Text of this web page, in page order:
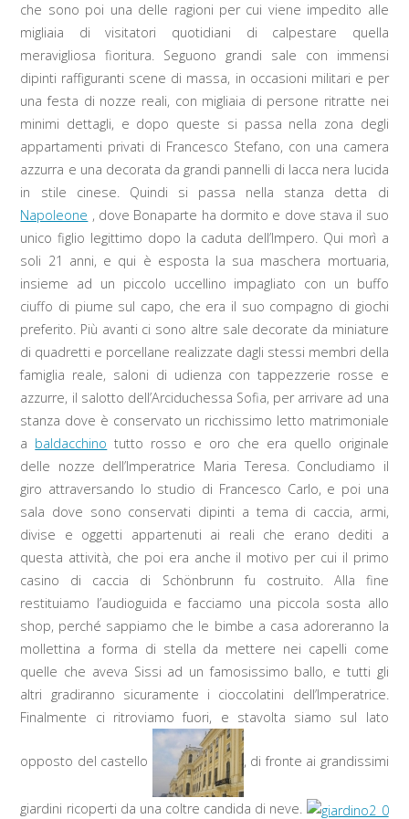
che sono poi una delle ragioni per cui viene impedito alle
migliaia di visitatori quotidiani di calpestare quella
meravigliosa fioritura. Seguono grandi sale con immensi
dipinti raffiguranti scene di massa, in occasioni militari e per
una festa di nozze reali, con migliaia di persone ritratte nei
minimi dettagli, e dopo queste si passa nella zona degli
appartamenti privati di Francesco Stefano, con una camera
azzurra e una decorata da grandi pannelli di lacca nera lucida
in stile cinese. Quindi si passa nella stanza detta di
Napoleone , dove Bonaparte ha dormito e dove stava il suo
unico figlio legittimo dopo la caduta dell’Impero. Qui morì a
soli 21 anni, e qui è esposta la sua maschera mortuaria,
insieme ad un piccolo uccellino impagliato con un buffo
ciuffo di piume sul capo, che era il suo compagno di giochi
preferito. Più avanti ci sono altre sale decorate da miniature
di quadretti e porcellane realizzate dagli stessi membri della
famiglia reale, saloni di udienza con tappezzerie rosse e
azzurre, il salotto dell’Arciduchessa Sofia, per arrivare ad una
stanza dove è conservato un ricchissimo letto matrimoniale
a baldacchino tutto rosso e oro che era quello originale
delle nozze dell’Imperatrice Maria Teresa. Concludiamo il
giro attraversando lo studio di Francesco Carlo, e poi una
sala dove sono conservati dipinti a tema di caccia, armi,
divise e oggetti appartenuti ai reali che erano dediti a
questa attività, che poi era anche il motivo per cui il primo
casino di caccia di Schönbrunn fu costruito. Alla fine
restituiamo l’audioguida e facciamo una piccola sosta allo
shop, perché sappiamo che le bimbe a casa adoreranno la
mollettina a forma di stella da mettere nei capelli come
quelle che aveva Sissi ad un famosissimo ballo, e tutti gli
altri gradiranno sicuramente i cioccolatini dell’Imperatrice.
Finalmente ci ritroviamo fuori, e stavolta siamo sul lato
opposto del castello , di fronte ai grandissimi
giardini ricoperti da una coltre candida di neve.